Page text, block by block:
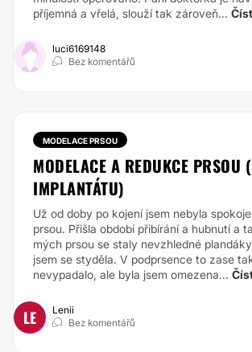
příjemná a vřelá, slouží tak zároveň...
luci6169148
Bez komentářů
MODELACE PRSOU
MODELACE A REDUKCE PRSOU
IMPLANTÁTU)
Už od doby po kojení jsem nebyla
prsou. Přišla období přibírání a hubnutí a
mých prsou se staly nevzhledné
jsem se styděla. V podprsence to zase
nevypadalo, ale byla jsem omezena...
LE
Lenii
Bez komentářů